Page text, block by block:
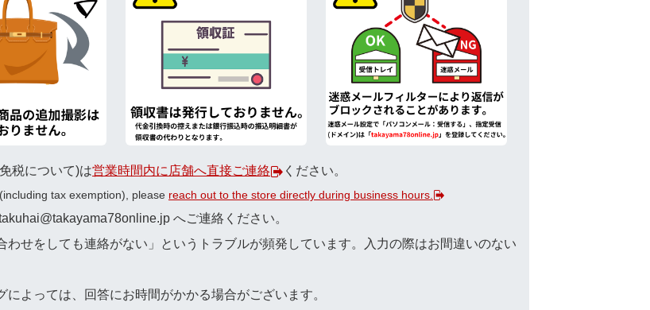
税について)は営業時間内に店舗へ直接ご連絡 ください。
tax exemption), please reach out to the store directly during business hours.
へご連絡ください。
わせをしても連絡がない」というトラブルが頻発しています。入力の際はお間違いのない
よっては、回答にお時間がかかる場合がございます。